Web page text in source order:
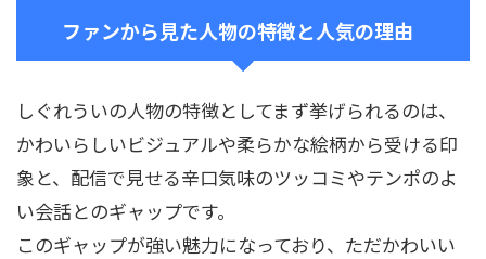
ファンから見た人物の特徴と人気の理由
しぐれういの人物の特徴としてまず挙げられるのは、
かわいらしいビジュアルや柔らかな絵柄から受ける印
象と、配信で見せる辛口気味のツッコミやテンポのよ
い会話とのギャップです。
このギャップが強い魅力になっており、ただかわいい